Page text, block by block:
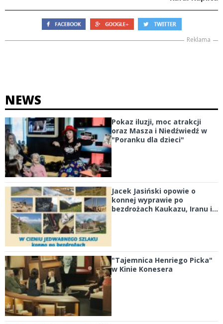
Reklama
NEWS
Pokaz iluzji, moc atrakcji
oraz Masza i Niedźwiedź w
"Poranku dla dzieci"
Jacek Jasiński opowie o
konnej wyprawie po
bezdrożach Kaukazu, Iranu i...
"Tajemnica Henriego Picka"
w Kinie Konesera